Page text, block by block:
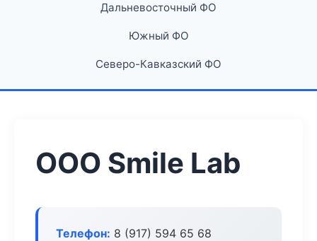
Дальневосточный ФО
Южный ФО
Северо-Кавказский ФО
ООО Smile Lab
Телефон: 8 (917) 594 65 68